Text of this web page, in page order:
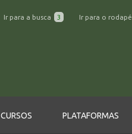
Ir para a busca 3 Ir para o rodapé
CURSOS PLATAFORMAS